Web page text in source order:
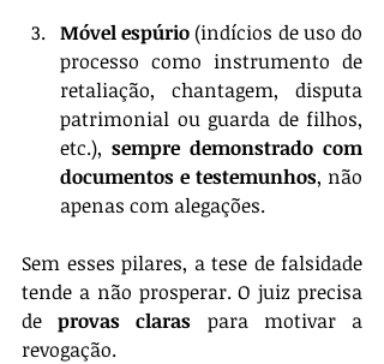
Móvel espúrio (indícios de uso do
processo como instrumento de
retaliação, chantagem, disputa
patrimonial ou guarda de filhos,
etc.), sempre demonstrado com
documentos e testemunhos, não
apenas com alegações.
Sem esses pilares, a tese de falsidade
tende a não prosperar. O juiz precisa
de provas claras para motivar a
revogação.